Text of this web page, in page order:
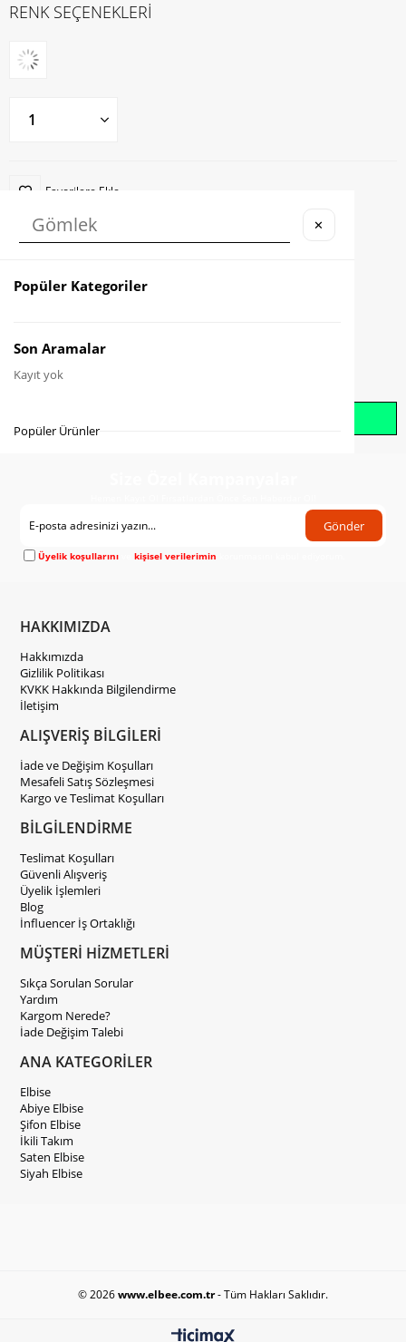
RENK SEÇENEKLERİ
Favorilere Ekle
Karşılaştır
Gelince Haber Ver
Gönder
Üyelik koşullarını vekişisel verilerimin
HAKKIMIZDA
Hakkımızda
Gizlilik Politikası
KVKK Hakkında Bilgilendirme
İletişim
ALIŞVERİŞ BİLGİLERİ
İade ve Değişim Koşulları
Mesafeli Satış Sözleşmesi
Kargo ve Teslimat Koşulları
BİLGİLENDİRME
Teslimat Koşulları
Güvenli Alışveriş
Üyelik İşlemleri
Blog
İnfluencer İş Ortaklığı
MÜŞTERİ HİZMETLERİ
Sıkça Sorulan Sorular
Yardım
Kargom Nerede?
İade Değişim Talebi
ANA KATEGORİLER
Elbise
Abiye Elbise
Şifon Elbise
İkili Takım
Saten Elbise
Siyah Elbise
© 2026www.elbee.com.tr- Tüm Hakları Saklıdır.
✕
Popüler Kategoriler
Son Aramalar
Kayıt yok
Popüler Ürünler